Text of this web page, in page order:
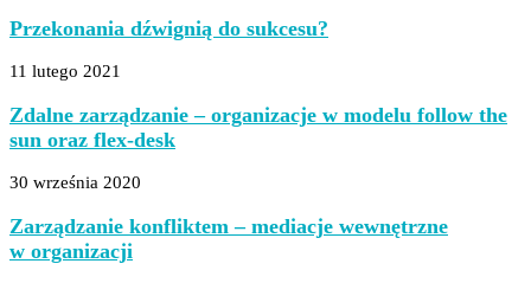
Przekonania dźwignią do sukcesu?
11 lutego 2021
Zdalne zarządzanie – organizacje w modelu follow the
sun oraz flex-desk
30 września 2020
Zarządzanie konfliktem – mediacje wewnętrzne
w organizacji